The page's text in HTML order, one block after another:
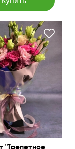
30 см
"Трепетное